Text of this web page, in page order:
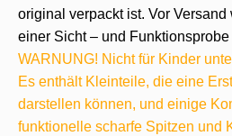
original verpackt ist. Vor
einer Sicht – und
WARNUNG! Nicht für Kinder
Es enthält Kleinteile, die eine
darstellen können, und einige
funktionelle scharfe Spitzen und